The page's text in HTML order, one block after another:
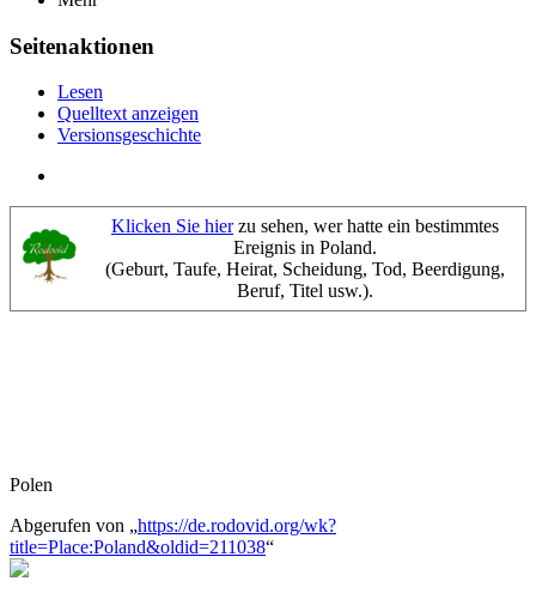
Seitenaktionen
Lesen
Quelltext anzeigen
Versionsgeschichte
Klicken Sie hierzu sehen, wer hatte ein bestimmtes
Ereignis in Poland.
(Geburt, Taufe, Heirat, Scheidung, Tod, Beerdigung,
Beruf, Titel usw.).
Polen
Abgerufen von „https://de.rodovid.org/wk?
title=Place:Poland&oldid=211038“